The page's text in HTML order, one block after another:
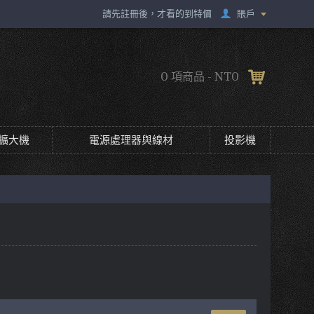
請先註冊後，才看的到特價 賬戶
0 項商品 - NT0
大機 電源處理器與線材 投影機